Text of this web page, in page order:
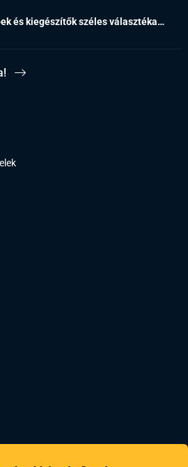
és kiegészítők széles választéka…